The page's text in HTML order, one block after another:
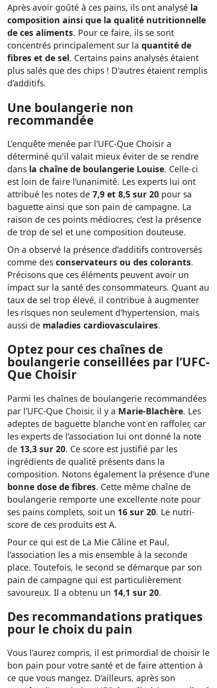
Après avoir goûté à ces pains, ils ont analysé la
composition ainsi que la qualité nutritionnelle
de ces aliments. Pour ce faire, ils se sont
concentrés principalement sur la quantité de
fibres et de sel. Certains pains analysés étaient
plus salés que des chips ! D'autres étaient remplis
d’additifs.
Une boulangerie non
recommandée
L’enquête menée par l’UFC-Que Choisir a
déterminé qu'il valait mieux éviter de se rendre
dans la chaîne de boulangerie Louise. Celle-ci
est loin de faire l’unanimité. Les experts lui ont
attribué les notes de 7,9 et 8,5 sur 20 pour sa
baguette ainsi que son pain de campagne. La
raison de ces points médiocres, c’est la présence
de trop de sel et une composition douteuse.
On a observé la présence d’additifs controversés
comme des conservateurs ou des colorants.
Précisons que ces éléments peuvent avoir un
impact sur la santé des consommateurs. Quant au
taux de sel trop élevé, il contribue à augmenter
les risques non seulement d’hypertension, mais
aussi de maladies cardiovasculaires.
Optez pour ces chaînes de
boulangerie conseillées par l’UFC-
Que Choisir
Parmi les chaînes de boulangerie recommandées
par l’UFC-Que Choisir, il y a Marie-Blachère. Les
adeptes de baguette blanche vont en raffoler, car
les experts de l’association lui ont donné la note
de 13,3 sur 20. Ce score est justifié par les
ingrédients de qualité présents dans la
composition. Notons également la présence d'une
bonne dose de fibres. Cette même chaîne de
boulangerie remporte une excellente note pour
ses pains complets, soit un 16 sur 20. Le nutri-
score de ces produits est A.
Pour ce qui est de La Mie Câline et Paul,
l’association les a mis ensemble à la seconde
place. Toutefois, le second se démarque par son
pain de campagne qui est particulièrement
savoureux. Il a obtenu un 14,1 sur 20.
Des recommandations pratiques
pour le choix du pain
Vous l’aurez compris, il est primordial de choisir le
bon pain pour votre santé et de faire attention à
ce que vous mangez. D’ailleurs, après son